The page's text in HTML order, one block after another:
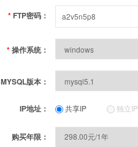
* FTP密码：
*操作系统：
MYSQL版本：
IP地址： 共享IP 独立IP
购买年限：